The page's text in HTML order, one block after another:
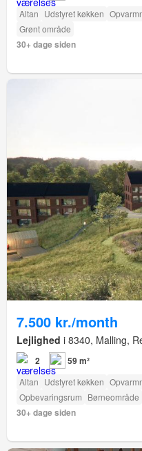
Altan Udstyret køkken
Grønt område
30+ dage siden
7.500 kr./month
Lejlighed i 8340, Malling,
2 59 m²
Altan Udstyret køkken
Opbevaringsrum Børneområde
30+ dage siden